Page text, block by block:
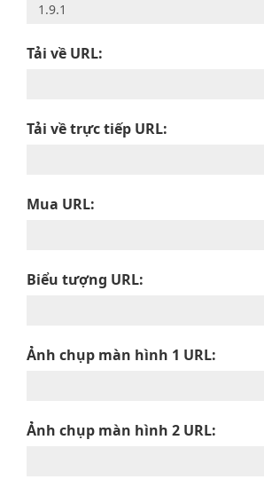
Tải về URL:
Tải về trực tiếp URL:
Mua URL:
Biểu tượng URL:
Ảnh chụp màn hình 1 URL:
Ảnh chụp màn hình 2 URL: